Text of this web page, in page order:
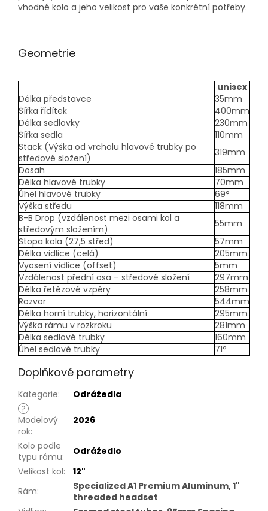
vhodné kolo a jeho velikost pro vaše konkrétní potřeby.
Geometrie
unisex
Délka představce
35mm
Šířka řídítek
400mm
Délka sedlovky
230mm
Šířka sedla
110mm
Stack (Výška od vrcholu hlavové trubky po
středové složení)
319mm
Dosah
185mm
Délka hlavové trubky
70mm
Úhel hlavové trubky
69°
Výška středu
118mm
B-B Drop (vzdálenost mezi osami kol a
středovým složením)
55mm
Stopa kola (27,5 střed)
57mm
Délka vidlice (celá)
205mm
Vyosení vidlice (offset)
5mm
Vzdálenost přední osa – středové složení
297mm
Délka řetězové vzpěry
258mm
Rozvor
544mm
Délka horní trubky, horizontální
295mm
Výška rámu v rozkroku
281mm
Délka sedlové trubky
160mm
Úhel sedlové trubky
71°
Doplňkové parametry
Kategorie:
Odrážedla
?
Modelový
rok:
2026
Kolo podle
typu rámu:
Odrážedlo
Velikost kol:
12"
Rám:
Specialized A1 Premium Aluminum, 1"
threaded headset